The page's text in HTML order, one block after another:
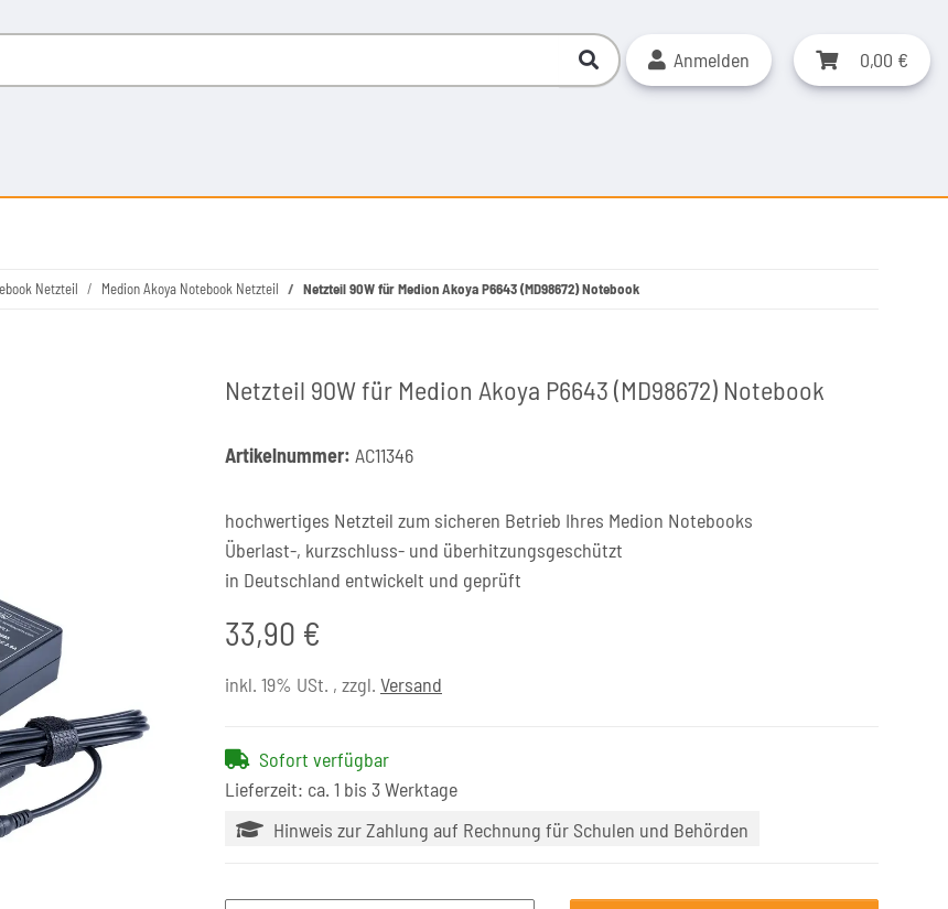
Anmelden 0,00 €
Netzteil Medion Akoya Notebook Netzteil Netzteil 90W für Medion Akoya P6643 (MD98672) Notebook
Netzteil 90W für Medion Akoya P6643 (MD98672) Notebook
Artikelnummer: AC11346
hochwertiges Netzteil zum sicheren Betrieb Ihres Medion Notebooks
Überlast-, kurzschluss- und überhitzungsgeschützt
in Deutschland entwickelt und geprüft
33,90 €
inkl. 19% USt. , zzgl. Versand
Sofort verfügbar
Lieferzeit: ca. 1 bis 3 Werktage
Hinweis zur Zahlung auf Rechnung für Schulen und Behörden